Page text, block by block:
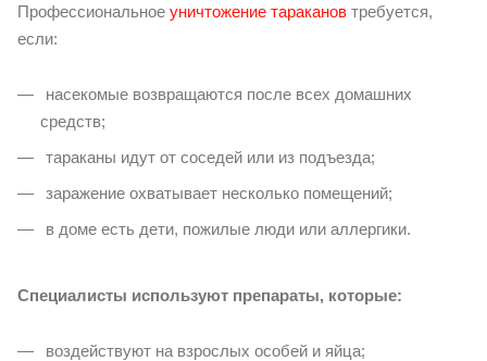
Профессиональное уничтожение тараканов требуется,
если:
насекомые возвращаются после всех домашних
средств;
тараканы идут от соседей или из подъезда;
заражение охватывает несколько помещений;
в доме есть дети, пожилые люди или аллергики.
Специалисты используют препараты, которые:
воздействуют на взрослых особей и яйца;